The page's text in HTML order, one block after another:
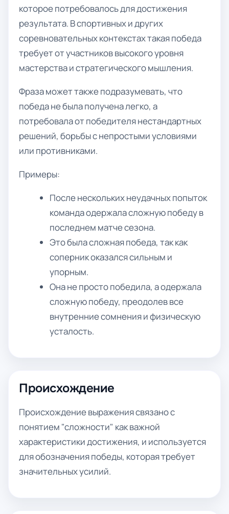
которое потребовалось для достижения
результата. В спортивных и других
соревновательных контекстах такая победа
требует от участников высокого уровня
мастерства и стратегического мышления.
Фраза может также подразумевать, что
победа не была получена легко, а
потребовала от победителя нестандартных
решений, борьбы с непростыми условиями
или противниками.
Примеры:
После нескольких неудачных попыток
команда одержала сложную победу в
последнем матче сезона.
Это была сложная победа, так как
соперник оказался сильным и
упорным.
Она не просто победила, а одержала
сложную победу, преодолев все
внутренние сомнения и физическую
усталость.
Происхождение
Происхождение выражения связано с
понятием "сложности" как важной
характеристики достижения, и используется
для обозначения победы, которая требует
значительных усилий.